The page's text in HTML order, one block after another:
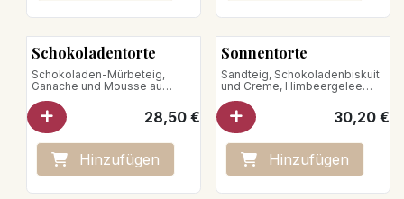
Schokoladentorte
Schokoladen-Mürbeteig,
Ganache und Mousse au
Chocolat aus
Zartbitterschokolade (75 %
Kakaoanteil) aus der
Dominikanischen Republik
für 5 Personen
28,50€
Hinzufügen
Sonnentorte
Sandteig, Schokoladenbiskuit
und Creme, Himbeergelee
Passionsfruchtmousse,
Himbeeren
für 5 Personen
veganes Produkt
30,20€
Hinzufügen